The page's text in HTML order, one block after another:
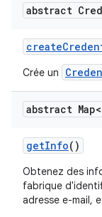
abstract
create
Crée un
abstract
getInfo()
Obtenez des
fabrique
adresse e-mail,